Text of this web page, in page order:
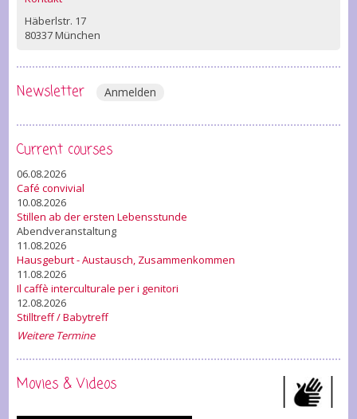
Häberlstr. 17
80337 München
Newsletter Anmelden
Current courses
06.08.2026
Café convivial
10.08.2026
Stillen ab der ersten Lebensstunde
Abendveranstaltung
11.08.2026
Hausgeburt - Austausch, Zusammenkommen
11.08.2026
Il caffè interculturale per i genitori
12.08.2026
Stilltreff / Babytreff
Weitere Termine
Movies & Videos